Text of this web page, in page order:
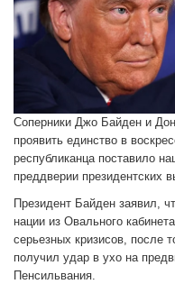
Соперники Джо Байден и
проявить единство в
республиканца поставило
преддверии президентских
Президент Байден заявил,
нации из Овального
серьезных кризисов, после
получил удар в ухо на
Пенсильвания.